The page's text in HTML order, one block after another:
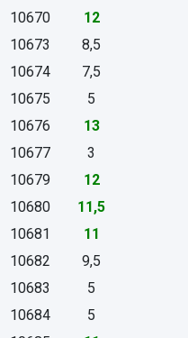
10670
12
10673
8,5
10674
7,5
10675
5
10676
13
10677
3
10679
12
10680
11,5
10681
11
10682
9,5
10683
5
10684
5